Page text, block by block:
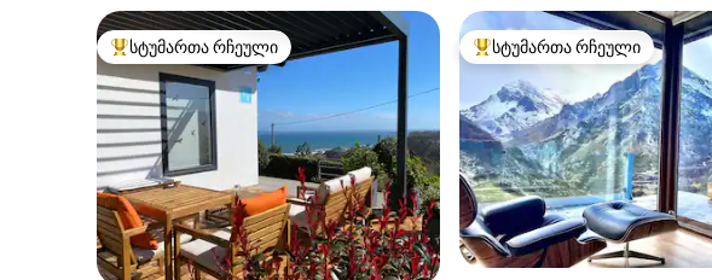
სტუმართა რჩეული მოწინავე ვარიანტი
სტუმართა რჩეული სტუმართა რჩეული მოწინავე
სტუმართა რჩეული